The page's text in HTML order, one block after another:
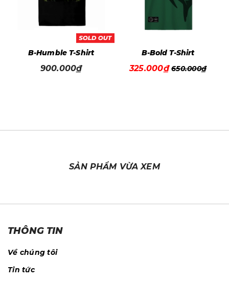
B-Humble T-Shirt
900.000₫
B-Bold T-Shirt
325.000₫ 650.000₫
SẢN PHẨM VỪA XEM
THÔNG TIN
Về chúng tôi
Tin tức